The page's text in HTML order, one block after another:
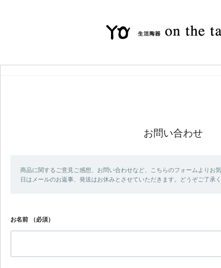
お問い合わせ
商品に関するご意見ご感想、お問い合わせなど、こちらのフォームよりお
日はメールのお返事、発送はお休みとさせていただきます。どうぞご了承
お名前 （必須）